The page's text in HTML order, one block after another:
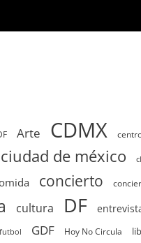
Arte CDMX
ciudad de méxico
concierto
cultura DF
futbol GDF Hoy No Circula